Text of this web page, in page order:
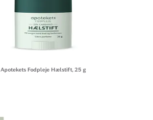
Apotekets Fodpleje Hælstift, 25 g